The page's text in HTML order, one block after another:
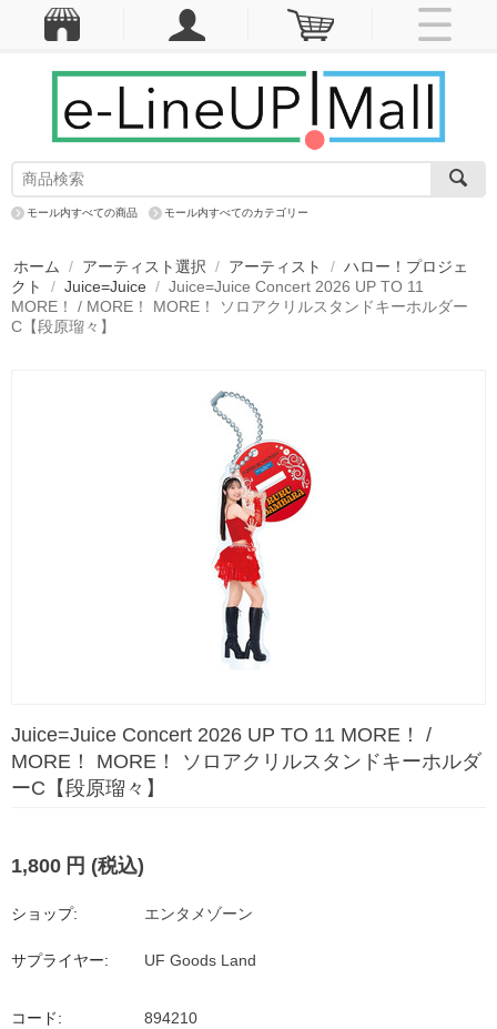
モール内すべての商品 モール内すべてのカテゴリー
ホーム / アーティスト選択 / アーティスト / ハロー！プロジェ
クト
/ Juice=Juice / Juice=Juice Concert 2026 UP TO 11
MORE！ / MORE！ MORE！ ソロアクリルスタンドキーホルダー
C【段原瑠々】
Juice=Juice Concert 2026 UP TO 11 MORE！ /
MORE！ MORE！ ソロアクリルスタンドキーホルダ
ーC【段原瑠々】
1,800 円 (税込)
ショップ: エンタメゾーン
サプライヤー: UF Goods Land
コード:
894210